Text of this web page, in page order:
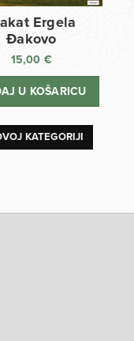
Ergela
Đakovo
15,00 €
U KOŠARICU
KATEGORIJI